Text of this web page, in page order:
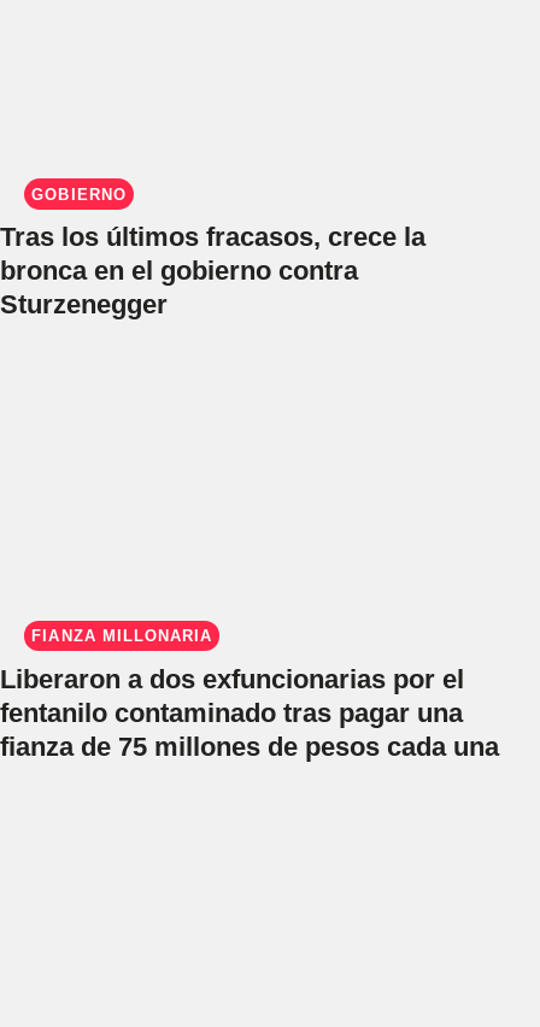
GOBIERNO
Tras los últimos fracasos, crece la
bronca en el gobierno contra
Sturzenegger
FIANZA MILLONARIA
Liberaron a dos exfuncionarias por el
fentanilo contaminado tras pagar una
fianza de 75 millones de pesos cada una